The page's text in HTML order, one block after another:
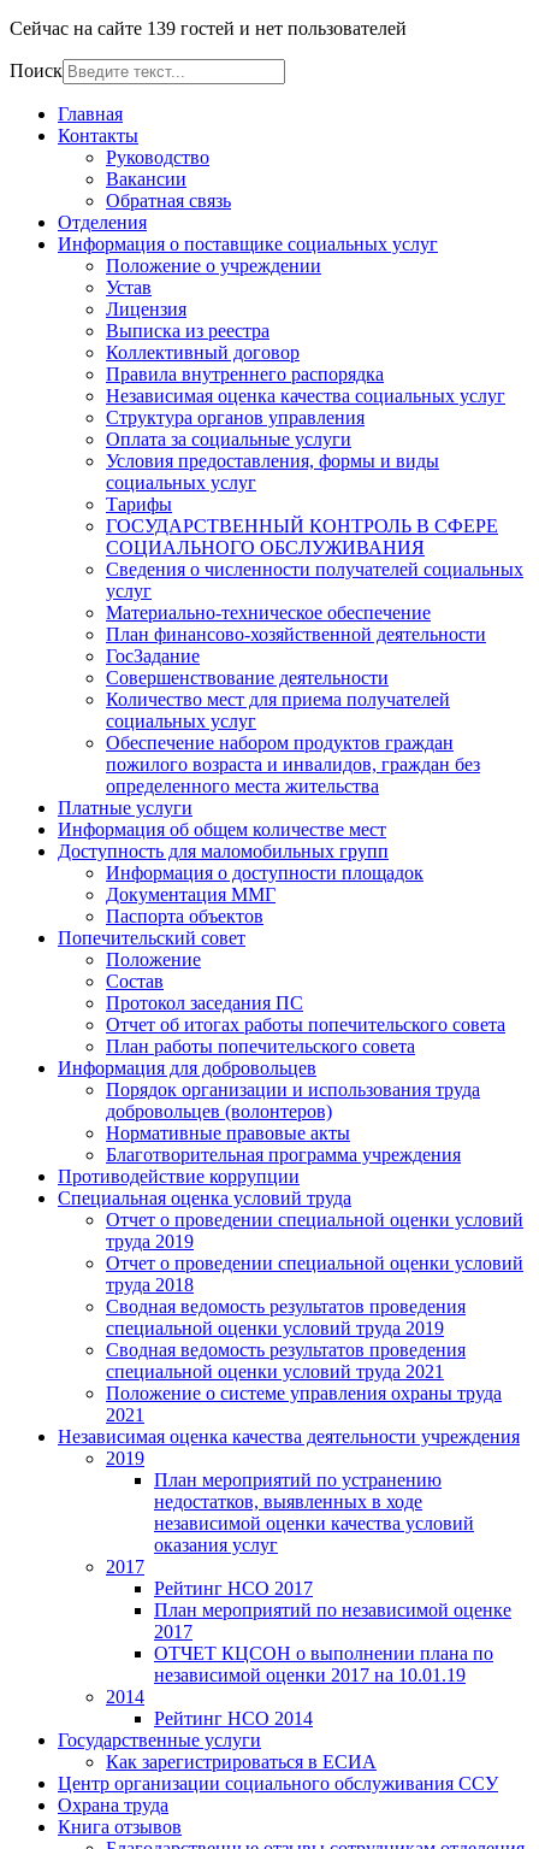
Сейчас на сайте 139 гостей и нет пользователей
Поиск
Главная
Контакты
Руководство
Вакансии
Обратная связь
Отделения
Информация о поставщике социальных услуг
Положение о учреждении
Устав
Лицензия
Выписка из реестра
Коллективный договор
Правила внутреннего распорядка
Независимая оценка качества социальных услуг
Структура органов управления
Оплата за социальные услуги
Условия предоставления, формы и виды
социальных услуг
Тарифы
ГОСУДАРСТВЕННЫЙ КОНТРОЛЬ В СФЕРЕ
СОЦИАЛЬНОГО ОБСЛУЖИВАНИЯ
Сведения о численности получателей социальных
услуг
Материально-техническое обеспечение
План финансово-хозяйственной деятельности
ГосЗадание
Совершенствование деятельности
Количество мест для приема получателей
социальных услуг
Обеспечение набором продуктов граждан
пожилого возраста и инвалидов, граждан без
определенного места жительства
Платные услуги
Информация об общем количестве мест
Доступность для маломобильных групп
Информация о доступности площадок
Документация ММГ
Паспорта объектов
Попечительский совет
Положение
Состав
Протокол заседания ПС
Отчет об итогах работы попечительского совета
План работы попечительского совета
Информация для добровольцев
Порядок организации и использования труда
добровольцев (волонтеров)
Нормативные правовые акты
Благотворительная программа учреждения
Противодействие коррупции
Специальная оценка условий труда
Отчет о проведении специальной оценки условий
труда 2019
Отчет о проведении специальной оценки условий
труда 2018
Сводная ведомость результатов проведения
специальной оценки условий труда 2019
Сводная ведомость результатов проведения
специальной оценки условий труда 2021
Положение о системе управления охраны труда
2021
Независимая оценка качества деятельности учреждения
2019
План мероприятий по устранению
недостатков, выявленных в ходе
независимой оценки качества условий
оказания услуг
2017
Рейтинг НСО 2017
План мероприятий по независимой оценке
2017
ОТЧЕТ КЦСОН о выполнении плана по
независимой оценки 2017 на 10.01.19
2014
Рейтинг НСО 2014
Государственные услуги
Как зарегистрироваться в ЕСИА
Центр организации социального обслуживания ССУ
Охрана труда
Книга отзывов